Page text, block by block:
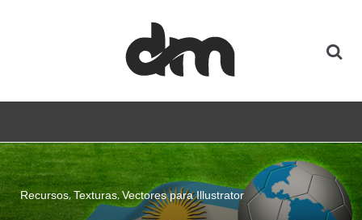
Recursos Texturas Vectores para Illustrator